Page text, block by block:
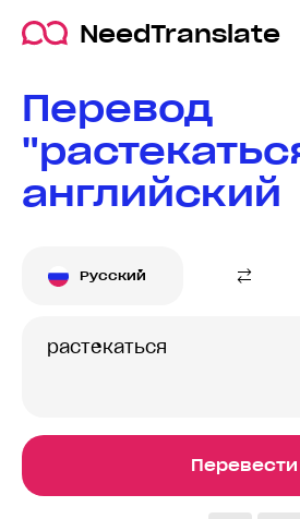
NeedTranslate
Перевод
английский
Русский
Перевести